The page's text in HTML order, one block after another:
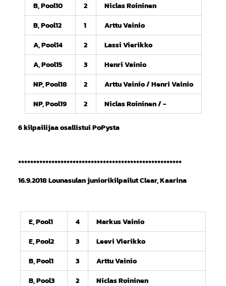
B, Pool10
2
Niclas Roininen
B, Pool12
1
Arttu Vainio
A, Pool14
2
Lassi Vierikko
A, Pool15
3
Henri Vainio
NP, Pool18
2
Arttu Vainio / Henri Vainio
NP, Pool19
2 Niclas Roininen / -
6 kilpailijaa osallistui PoPysta
******************************************************
16.9.2018 Lounasulan juniorikilpailut Clear, Kaarina
E, Pool1 4
Markus Vainio
E, Pool2
3
Leevi Vierikko
B, Pool1
3
Arttu Vainio
B, Pool3
2
Niclas Roininen